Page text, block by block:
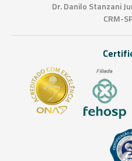
Dr. Danilo Stanzani
CRM-